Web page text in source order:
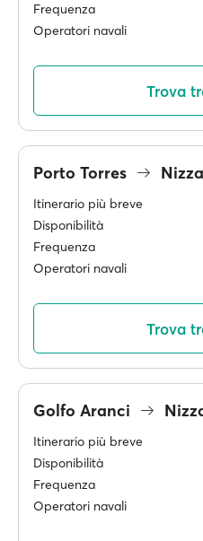
Frequenza
Operatori navali
Trova
Porto Torres Nizza
Itinerario più breve
Disponibilità
Frequenza
Operatori navali
Trova
Golfo Aranci
Itinerario più breve
Disponibilità
Frequenza
Operatori navali